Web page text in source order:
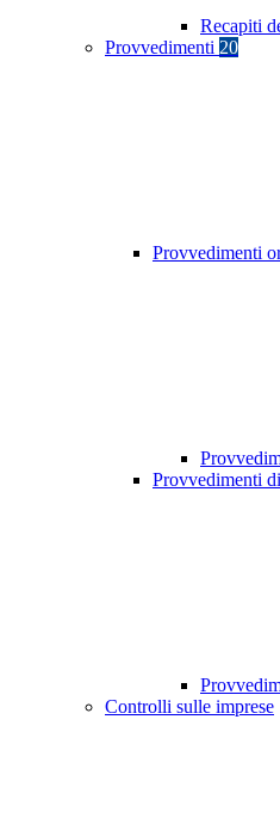
Recapiti
Provvedimenti 20
Provvedimenti
Provvedimenti
Controlli sulle imprese